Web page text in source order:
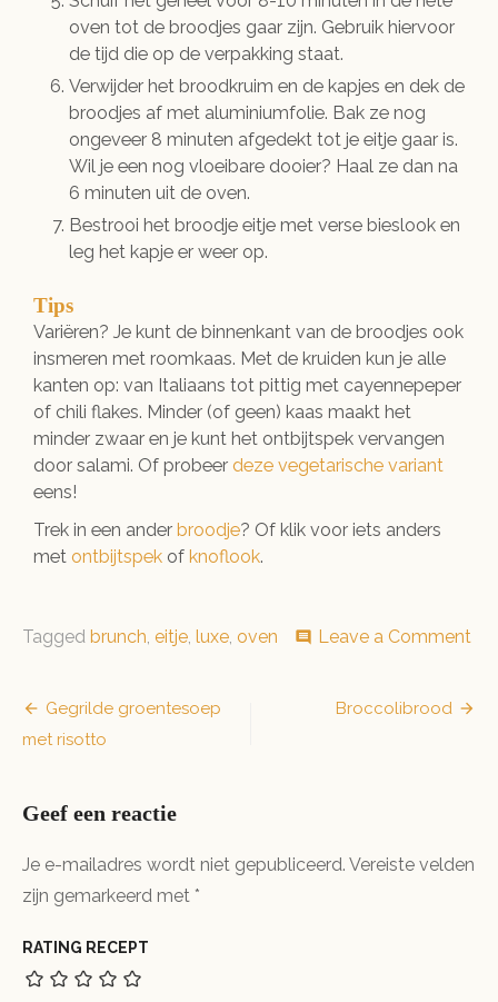
oven tot de broodjes gaar zijn. Gebruik hiervoor
de tijd die op de verpakking staat.
Verwijder het broodkruim en de kapjes en dek de
broodjes af met aluminiumfolie. Bak ze nog
ongeveer 8 minuten afgedekt tot je eitje gaar is.
Wil je een nog vloeibare dooier? Haal ze dan na
6 minuten uit de oven.
Bestrooi het broodje eitje met verse bieslook en
leg het kapje er weer op.
Tips
Variëren? Je kunt de binnenkant van de broodjes ook
insmeren met roomkaas. Met de kruiden kun je alle
kanten op: van Italiaans tot pittig met cayennepeper
of chili flakes. Minder (of geen) kaas maakt het
minder zwaar en je kunt het ontbijtspek vervangen
door salami. Of probeer deze vegetarische variant
eens!
Trek in een ander broodje? Of klik voor iets anders
met ontbijtspek of knoflook.
Tagged brunch, eitje, luxe, oven comment Leave a Comment
uit
Bericht
navigatie
Gegrilde groentesoep
met risotto
Broccolibrood
Geef een reactie
Je e-mailadres wordt niet gepubliceerd. Vereiste velden
zijn gemarkeerd met *
RATING RECEPT